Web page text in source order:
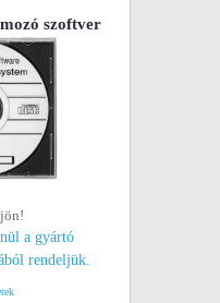
szoftver
a gyártó
rendeljük.